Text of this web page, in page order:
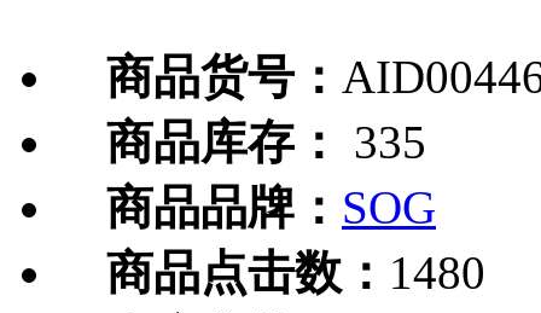
商品货号：
商品库存：
335
商品品牌： SOG
商品点击数： 1480